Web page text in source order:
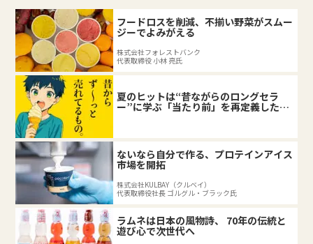
フードロスを削減、不揃い野菜がスムー
ジーでよみがえる
株式会社フォレストバンク
代表取締役 小林 亮氏
夏のヒットは“昔ながらのロングセラ
ー”に学ぶ「当たり前」を再定義した企
業の底力
ないなら自分で作る、プロテインアイス
市場を開拓
株式会社KULBAY（クルベイ）
代表取締役社長 ゴルグル・ブラック氏
ラムネは日本の風物詩、 70年の伝統と
遊び心で次世代へ